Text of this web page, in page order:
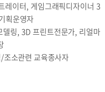
이터, 게임그래픽디자이너 3
획운영자
링, 3D 프린트전문가, 리얼마
소관련 교육종사자